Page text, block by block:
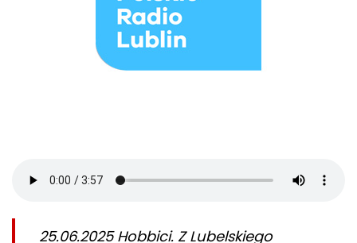
25.06.2025 Hobbici. Z Lubelskiego